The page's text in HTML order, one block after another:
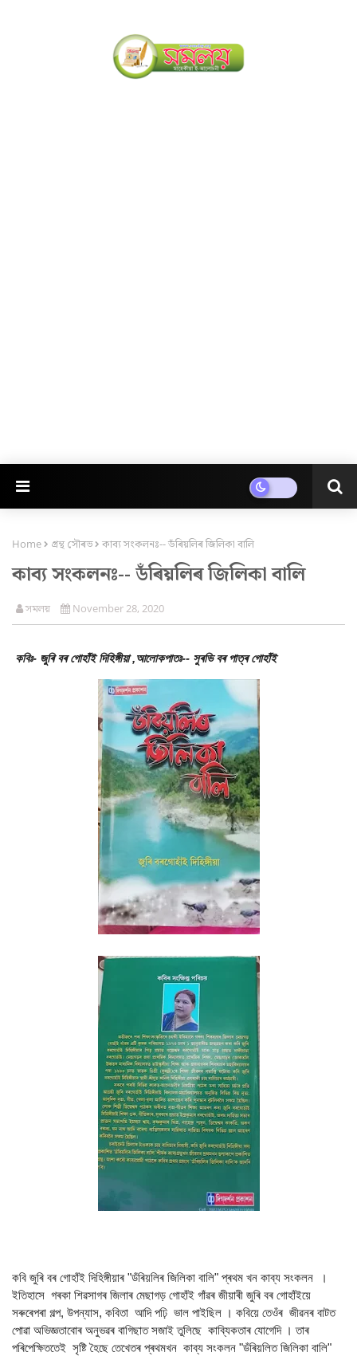
Home গ্ৰন্থ স‍ৌৰভ কাব্য সংকলনঃ-- ডঁৰিয়লিৰ জিলিকা বালি
কাব্য সংকলনঃ-- ডঁৰিয়লিৰ জিলিকা বালি
সমলয় November 28, 2020
কবিঃ- জুৰি বৰ গোহাঁই দিহিঙ্গীয়া ,আলোকপাতঃ-- সুৰভি বৰ পাত্ৰ গোহাঁই
কবি জুৰি বৰ গোহাঁই দিহিঙ্গীয়াৰ "ডঁৰিয়লিৰ জিলিকা বালি" প্ৰথম খন কাব্য সংকলন ।
ইতিহাসে গৰকা শিৱসাগৰ জিলাৰ মেছাগড় গোহাঁই গাঁৱৰ জীয়াৰী জুৰি বৰ গোহাঁইয়ে
সৰুৰেপৰা গল্প, উপন্যাস, কবিতা আদি পঢ়ি ভাল পাইছিল । কবিয়ে তেওঁৰ জীৱনৰ বাটত
পোৱা অভিজ্ঞতাবোৰ অনুভৱৰ বাগিছাত সজাই তুলিছে কাব্যিকতাৰ যোগেদি । তাৰ
পৰিপেক্ষিততেই সৃষ্টি হৈছে তেখেতৰ প্ৰথমখন কাব্য সংকলন "ডঁৰিয়লিত জিলিকা বালি"